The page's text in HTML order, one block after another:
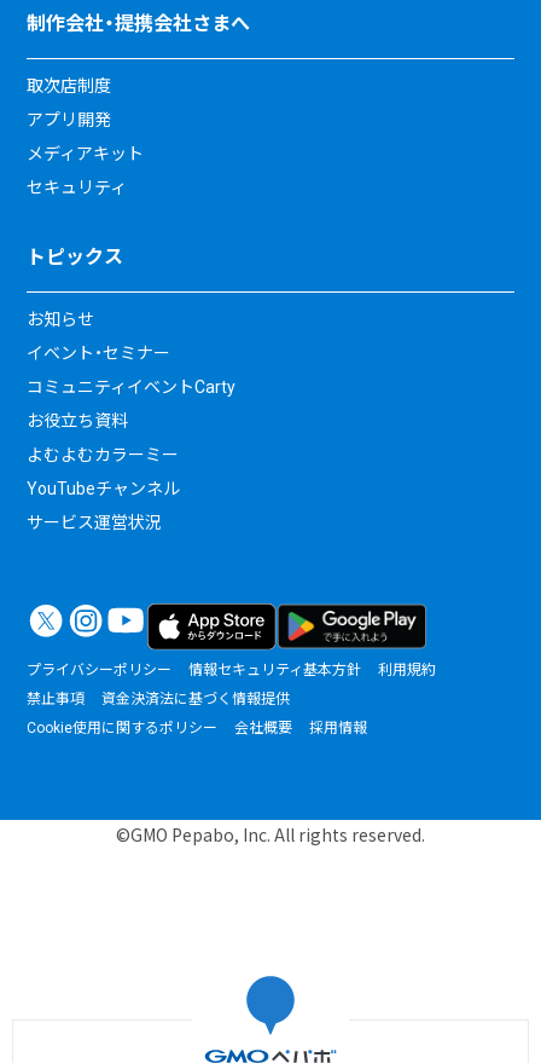
制作会社・提携会社さまへ
取次店制度
アプリ開発
メディアキット
セキュリティ
トピックス
お知らせ
イベント・セミナー
コミュニティイベントCarty
お役立ち資料
よむよむカラーミー
YouTubeチャンネル
サービス運営状況
プライバシーポリシー 情報セキュリティ基本方針
利用規約
禁止事項
資金決済法に基づく情報提供
Cookie使用に関するポリシー
会社概要 採用情報
©GMO Pepabo, Inc. All rights reserved.